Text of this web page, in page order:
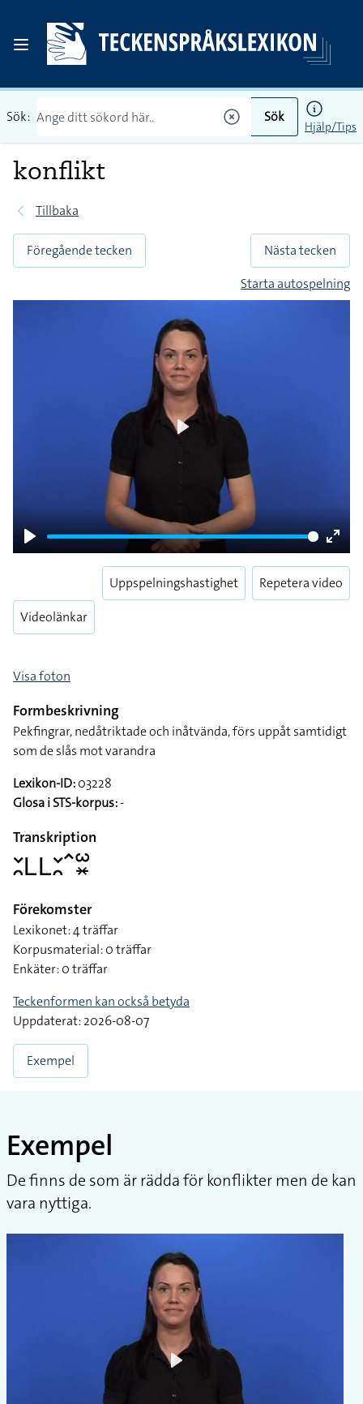
Sök: Sök
Hjälp/Tips
konflikt
Tillbaka
Föregående tecken
Nästa tecken
Starta autospelning
Play
Enter
Videolänkar
Uppspelningshastighet Repetera video
Visa foton
Formbeskrivning
Pekfingrar, nedåtriktade och inåtvända, förs uppåt samtidigt
som de slås mot varandra
Lexikon-ID:03228
Glosa i STS-korpus:-
Transkription
􌥖􌥘􌥈􌥈􌥖􌥘􌥦􌥱􌦂
Förekomster
Lexikonet: 4 träffar
Korpusmaterial: 0 träffar
Enkäter: 0 träffar
Teckenformen kan också betyda
Uppdaterat: 2026-08-07
Exempel
Exempel
De finns de som är rädda för konflikter men de kan
vara nyttiga.